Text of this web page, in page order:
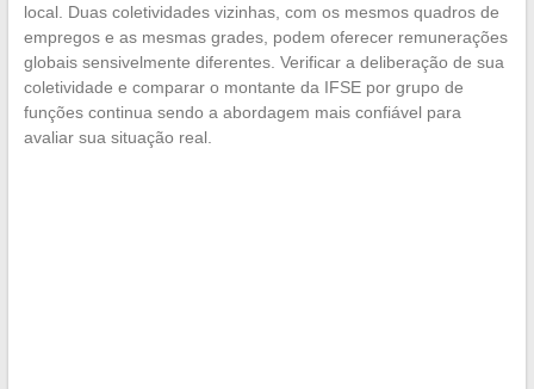
local. Duas coletividades vizinhas, com os mesmos quadros de
empregos e as mesmas grades, podem oferecer remunerações
globais sensivelmente diferentes. Verificar a deliberação de sua
coletividade e comparar o montante da IFSE por grupo de
funções continua sendo a abordagem mais confiável para
avaliar sua situação real.